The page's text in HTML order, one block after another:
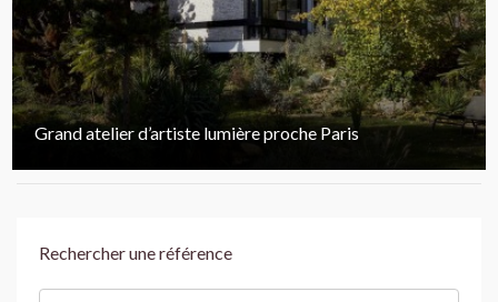
Grand atelier d’artiste lumière proche Paris
Rechercher une référence